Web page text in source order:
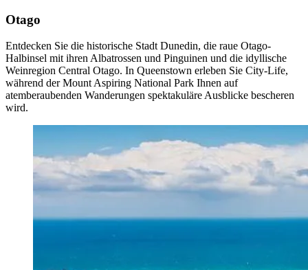
Otago
Entdecken Sie die historische Stadt Dunedin, die raue Otago-
Halbinsel mit ihren Albatrossen und Pinguinen und die idyllische
Weinregion Central Otago. In Queenstown erleben Sie City-Life,
während der Mount Aspiring National Park Ihnen auf
atemberaubenden Wanderungen spektakuläre Ausblicke bescheren
wird.